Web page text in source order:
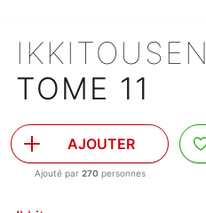
IKKITOUSEN
TOME 11
AJOUTER
Ajouté par 270personnes